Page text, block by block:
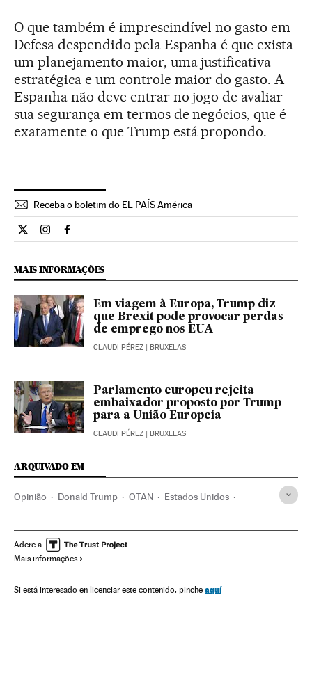
O que também é imprescindível no gasto em
Defesa despendido pela Espanha é que exista
um planejamento maior, uma justificativa
estratégica e um controle maior do gasto. A
Espanha não deve entrar no jogo de avaliar
sua segurança em termos de negócios, que é
exatamente o que Trump está propondo.
Receba o boletim do EL PAÍS América
Opiniao El País Brasil en Twitter
Opiniao El País Brasil en Instagram
Opiniao El País Brasil en Facebook
MAIS INFORMAÇÕES
Em viagem à Europa, Trump diz
que Brexit pode provocar perdas
de emprego nos EUA
CLAUDI PÉREZ | BRUXELAS
Parlamento europeu rejeita
embaixador proposto por Trump
para a União Europeia
CLAUDI PÉREZ | BRUXELAS
ARQUIVADO EM
Opinião Donald Trump OTAN Estados Unidos
Organizações internacionais
Relações exteriores
Adere a
Mais informações
Si está interesado en licenciar este contenido, pinche aquí